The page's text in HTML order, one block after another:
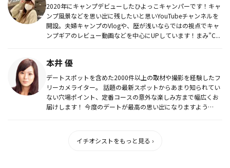
2020年にキャンプデビューしたひよっこキャンパーです！キャ
ンプ風景などを思い出に残したいと思いYouTubeチャンネルを
開設。夫婦キャンプのVlogや、歴が浅いならではの視点でキャ
ンプギアのレビュー動画などを中心にUPしています！まみ”C...
本井 優
デートスポットを含めた2000件以上の取材や撮影を経験したフ
リーカメライター。 話題の最新スポットからあまり知られてい
ない穴場ポイント、定番コースの意外な楽しみ方まで幅広くお
届けします！ 今度のデートが最高の思い出になりますよう
イチオシストをもっと見る ›